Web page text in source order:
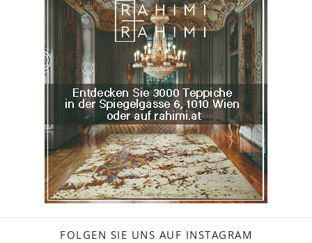
FOLGEN SIE UNS AUF INSTAGRAM